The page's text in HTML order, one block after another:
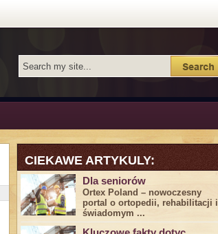
CIEKAWE ARTYKULY:
Dla seniorów
Ortex Poland – nowoczesny
portal o ortopedii, rehabilitacji i
świadomym ...